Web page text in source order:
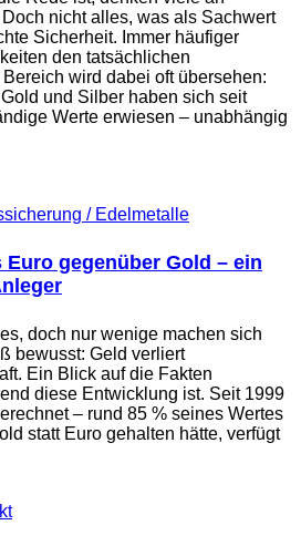
nicht alles, was als Sachwert
Sicherheit. Immer häufiger
den tatsächlichen
wird dabei oft übersehen:
und Silber haben sich seit
Werte erwiesen – unabhängig
/ Edelmetalle
gegenüber Gold – ein
doch nur wenige machen sich
bewusst: Geld verliert
Ein Blick auf die Fakten
diese Entwicklung ist. Seit 1999
– rund 85 % seines Wertes
statt Euro gehalten hätte, verfügt